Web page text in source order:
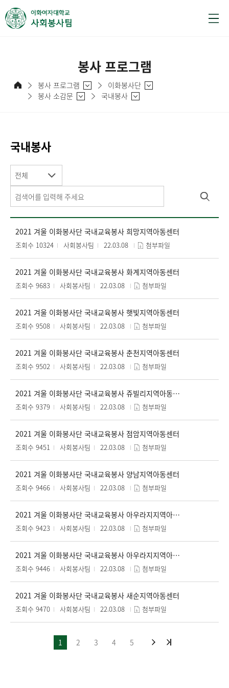
봉사 프로그램
봉사 프로그램
이화봉사단
봉사 소감문
국내봉사
국내봉사
전체
2021 겨울 이화봉사단 국내교육봉사 희망지역아동센터
조회수 10324 사회봉사팀 22.03.08 첨부파일
2021 겨울 이화봉사단 국내교육봉사 화계지역아동센터
조회수 9683 사회봉사팀 22.03.08 첨부파일
2021 겨울 이화봉사단 국내교육봉사 햇빛지역아동센터
조회수 9508 사회봉사팀 22.03.08 첨부파일
2021 겨울 이화봉사단 국내교육봉사 춘천지역아동센터
조회수 9502 사회봉사팀 22.03.08 첨부파일
2021 겨울 이화봉사단 국내교육봉사 쥬빌리지역아동센터
조회수 9379 사회봉사팀 22.03.08 첨부파일
2021 겨울 이화봉사단 국내교육봉사 점암지역아동센터
조회수 9451 사회봉사팀 22.03.08 첨부파일
2021 겨울 이화봉사단 국내교육봉사 양남지역아동센터
조회수 9466 사회봉사팀 22.03.08 첨부파일
2021 겨울 이화봉사단 국내교육봉사 아우라지지역아동센터B
조회수 9423 사회봉사팀 22.03.08 첨부파일
2021 겨울 이화봉사단 국내교육봉사 아우라지지역아동센터A
조회수 9446 사회봉사팀 22.03.08 첨부파일
2021 겨울 이화봉사단 국내교육봉사 새순지역아동센터
조회수 9470 사회봉사팀 22.03.08 첨부파일
1 2 3 4 5